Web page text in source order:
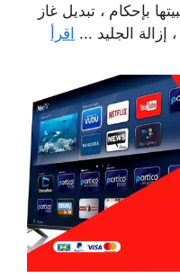
بإحكام ، تبديل غاز
الجليد ... اقرأ